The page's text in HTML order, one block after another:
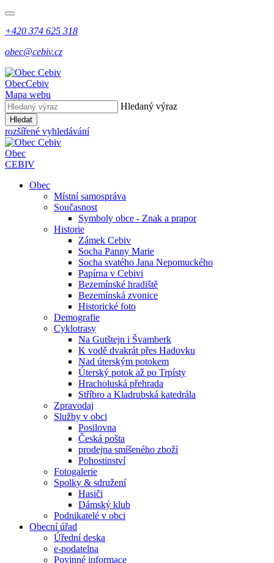
+420 374 625 318
obec@cebiv.cz
ObecCebiv
Mapa webu
Hledaný výraz
Hledat
rozšířené vyhledávání
Obec
CEBIV
Obec
Místní samospráva
Současnost
Symboly obce - Znak a prapor
Historie
Zámek Cebiv
Socha Panny Marie
Socha svatého Jana Nepomuckého
Papírna v Cebivi
Bezemínské hradiště
Bezemínská zvonice
Historické foto
Demografie
Cyklotrasy
Na Gutštejn i Švamberk
K vodě dvakrát přes Hadovku
Nad úterským potokem
Úterský potok až po Trpísty
Hracholuská přehrada
Stříbro a Kladrubská katedrála
Zpravodaj
Služby v obci
Posilovna
Česká pošta
prodejna smíšeného zboží
Pohostinství
Fotogalerie
Spolky & sdružení
Hasiči
Dámský klub
Podnikatelé v obci
Obecní úřad
Úřední deska
e-podatelna
Povinné informace